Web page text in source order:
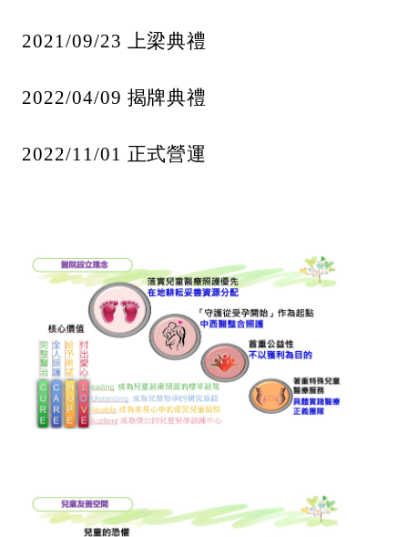
2021/09/23 上梁典禮
2022/04/09 揭牌典禮
2022/11/01 正式營運